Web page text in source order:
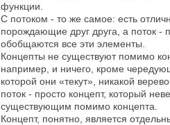
функции.
С потоком - то же самое: есть
порождающие друг друга, а поток -
обобщаются все эти элементы.
Концепты не существуют помимо
например, и ничего, кроме
которой они «текут», никакой
поток - просто концепт, который
существующим помимо концепта.
Концепт, понятно, является